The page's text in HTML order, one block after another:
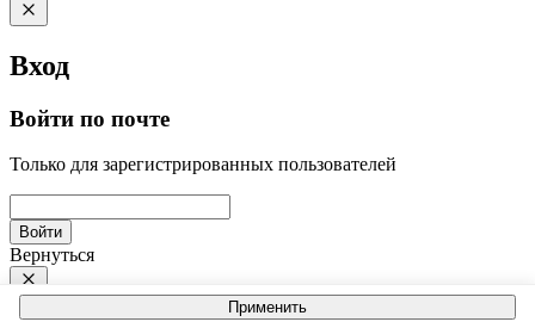
Применить
Вход
Войти по почте
Только для зарегистрированных пользователей
Войти
Вернуться